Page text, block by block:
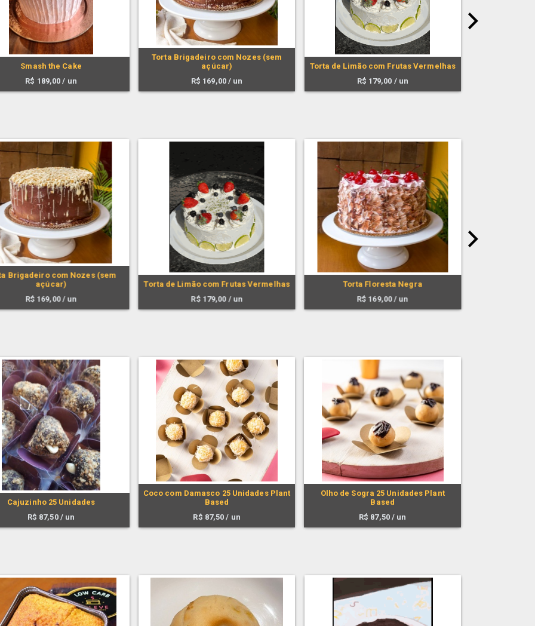
next
Smash the Cake
R$ 189,00 / un
Torta Brigadeiro com Nozes (sem
açúcar)
R$ 169,00 / un
Torta de Limão com Frutas Vermelhas
R$ 179,00 / un
next
Brigadeiro com Nozes (sem
açúcar)
R$ 169,00 / un
Torta de Limão com Frutas Vermelhas
R$ 179,00 / un
Torta Floresta Negra
R$ 169,00 / un
Cajuzinho 25 Unidades
R$ 87,50 / un
Coco com Damasco 25 Unidades Plant
Based
R$ 87,50 / un
Olho de Sogra 25 Unidades Plant
Based
R$ 87,50 / un